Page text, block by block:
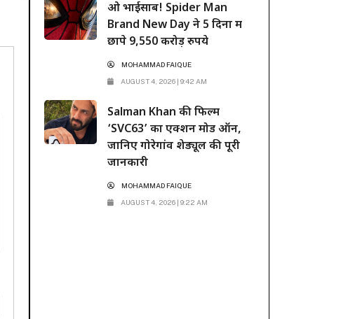
ओ भाईसाब! Spider Man
Brand New Day ने 5 दिनों में
छापे 9,550 करोड़ रुपये
MOHAMMAD FAIQUE
AUGUST 4, 2026 | 9:42 AM
Salman Khan की फिल्म
‘SVC63’ का एक्शन मोड ऑन,
जानिए गोरेगांव शेड्यूल की पूरी
जानकारी
MOHAMMAD FAIQUE
AUGUST 4, 2026 | 9:22 AM